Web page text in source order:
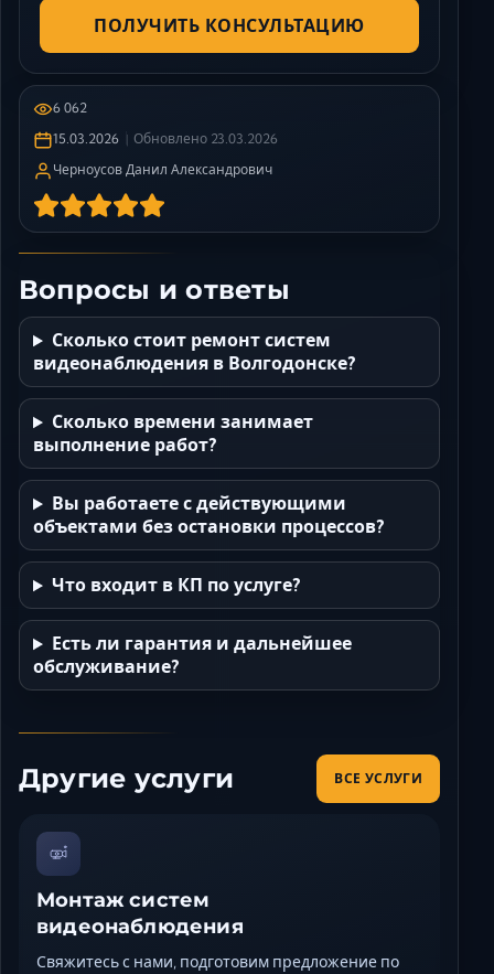
ПОЛУЧИТЬ КОНСУЛЬТАЦИЮ
6 062
15.03.2026
Обновлено 23.03.2026
Черноусов Данил Александрович
Вопросы и ответы
Сколько стоит ремонт систем
видеонаблюдения в Волгодонске?
Сколько времени занимает
выполнение работ?
Вы работаете с действующими
объектами без остановки процессов?
Что входит в КП по услуге?
Есть ли гарантия и дальнейшее
обслуживание?
Другие услуги ВСЕ УСЛУГИ
Монтаж систем
видеонаблюдения
Свяжитесь с нами, подготовим предложение по